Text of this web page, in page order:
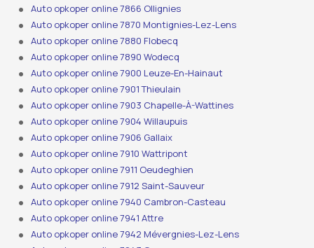
Auto opkoper online 7866 Ollignies
Auto opkoper online 7870 Montignies-Lez-Lens
Auto opkoper online 7880 Flobecq
Auto opkoper online 7890 Wodecq
Auto opkoper online 7900 Leuze-En-Hainaut
Auto opkoper online 7901 Thieulain
Auto opkoper online 7903 Chapelle-À-Wattines
Auto opkoper online 7904 Willaupuis
Auto opkoper online 7906 Gallaix
Auto opkoper online 7910 Wattripont
Auto opkoper online 7911 Oeudeghien
Auto opkoper online 7912 Saint-Sauveur
Auto opkoper online 7940 Cambron-Casteau
Auto opkoper online 7941 Attre
Auto opkoper online 7942 Mévergnies-Lez-Lens